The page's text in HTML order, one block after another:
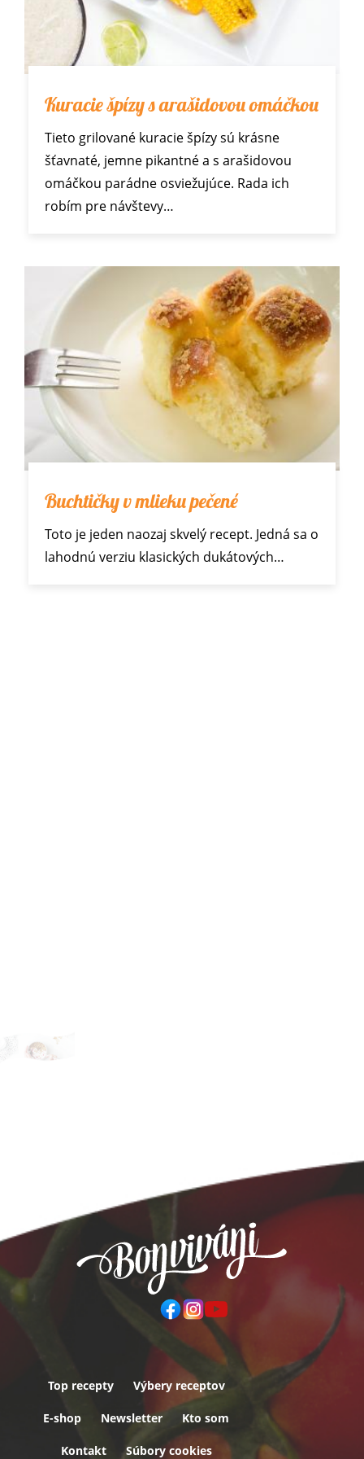
Kuracie špízy s arašidovou omáčkou
Tieto grilované kuracie špízy sú krásne
šťavnaté, jemne pikantné a s arašidovou
omáčkou parádne osviežujúce. Rada ich
robím pre návštevy…
Buchtičky v mlieku pečené
Toto je jeden naozaj skvelý recept. Jedná sa o
lahodnú verziu klasických dukátových…
Päta
Top recepty Výbery receptov
E-shop Newsletter Kto som
Kontakt Súbory cookies